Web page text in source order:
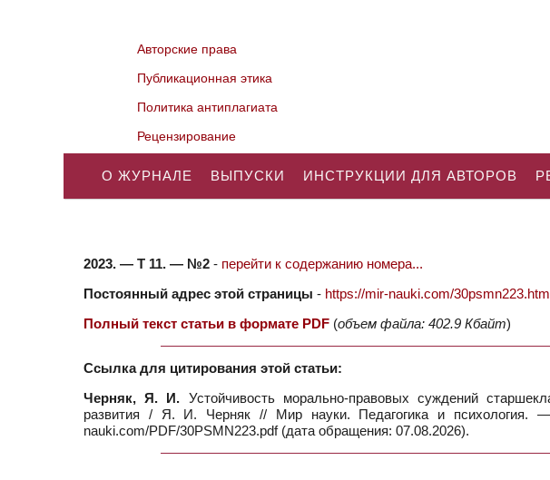
Авторские права
Публикационная этика
Политика антиплагиата
Рецензирование
О ЖУРНАЛЕ ВЫПУСКИ ИНСТРУКЦИИ ДЛЯ АВТОРОВ
2023. — Т 11. — №2 - перейти к содержанию номера...
Постоянный адрес этой страницы - https://mir-nauki.com/
Полный текст статьи в формате PDF (объем файла: 402.9 Кбайт)
Ссылка для цитирования этой статьи:
Черняк, Я. И. Устойчивость морально-правовых суждений
развития / Я. И. Черняк // Мир науки. Педагогика и
nauki.com/PDF/30PSMN223.pdf (дата обращения: 07.08.2026).